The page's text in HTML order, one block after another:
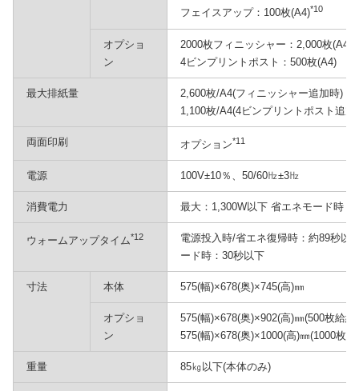
フェイスアップ：100枚(A4)*10
オプショ
ン
2000枚フィニッシャー：2,000枚(A4)
4ビンプリントポスト：500枚(A4)
最大排紙量
2,600枚/A4(フィニッシャー追加時)
1,100枚/A4(4ビンプリントポスト追加
両面印刷 オプション*11
電源 100V±10％、50/60㎐±3㎐
消費電力 最大：1,300W以下 省エネモード時：
ウォームアップタイム*12
電源投入時/省エネ復帰時：約89秒以
ード時：30秒以下
寸法 本体 575(幅)×678(奥)×745(高)㎜
オプショ
ン
575(幅)×678(奥)×902(高)㎜(500枚給
575(幅)×678(奥)×1000(高)㎜(1000枚/
重量 85㎏以下(本体のみ)